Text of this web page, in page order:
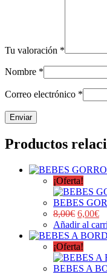
Tu valoración *
Nombre *
Correo electrónico *
Productos
¡Oferta!
BEBES
8,00€ 6,00€
Añadir al
¡Oferta!
BEBES A